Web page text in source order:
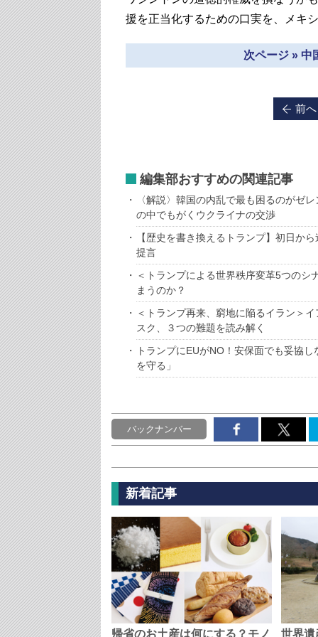
援を正当化するための口実を、メキ
次ページ » 中
前へ
編集部おすすめの関連記事
〈解説〉韓国の内乱で最も困るのがゼ
の中でもがくウクライナの交渉
【歴史を書き換えるトランプ】初日か
提言
＜トランプによる世界秩序変革5つのシ
まうのか？
＜トランプ再来、窮地に陥るイラン＞
スク、３つの難題を読み解く
トランプにEUがNO！安保面でも妥協
を守る」
バックナンバー
新着記事
帰省のお土産は何にする？モノ 世界遺